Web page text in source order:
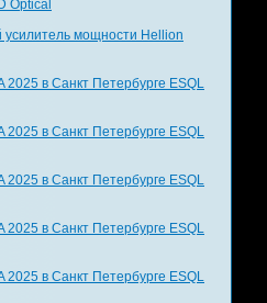
Optical
усилитель мощности Hellion
2025 в Санкт Петербурге ESQL
2025 в Санкт Петербурге ESQL
2025 в Санкт Петербурге ESQL
2025 в Санкт Петербурге ESQL
2025 в Санкт Петербурге ESQL